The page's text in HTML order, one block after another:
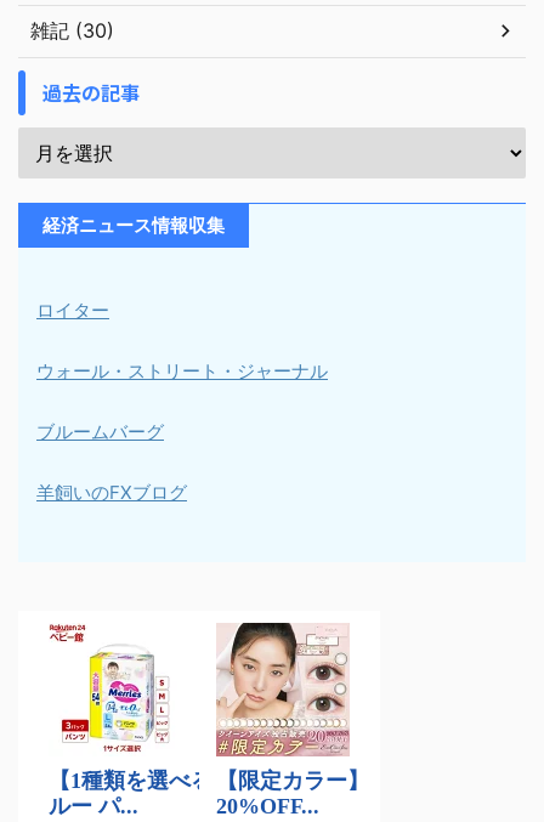
雑記 (30)
過去の記事
経済ニュース情報収集
ロイター
ウォール・ストリート・ジャーナル
ブルームバーグ
羊飼いのFXブログ